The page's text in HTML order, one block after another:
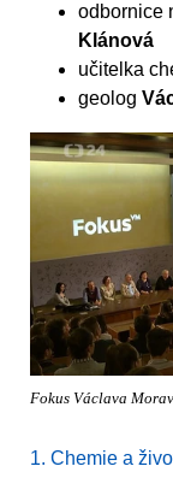
odbornice
Klánová
učitelka
geolog
Fokus Václava
1. Chemie a